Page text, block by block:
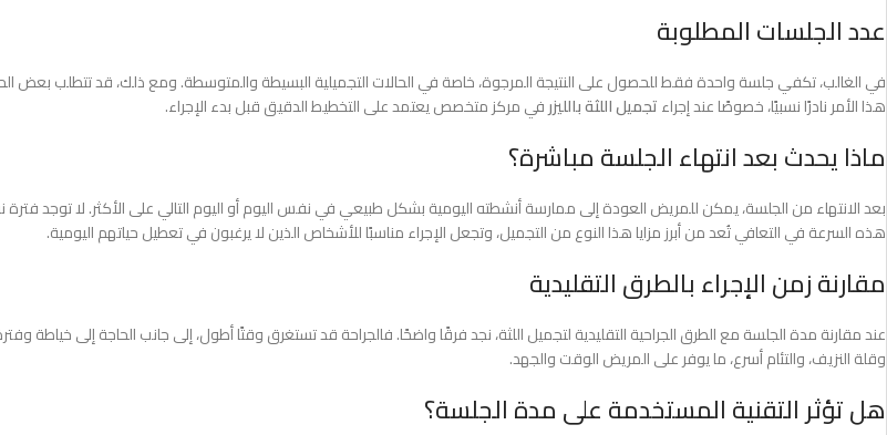
عدد الجلسات المطلوبة
في الغالب، تكفي جلسة واحدة فقط للحصول على النتيجة المرجوة، خاصة في الحالات التجميلية البسيطة والمتوسطة. ومع ذلك، قد تتطلب بعض
هذا الأمر نادرًا نسبيًا، خصوصًا عند إجراءتجميل اللثة بالليزرفي مركز متخصص يعتمد على التخطيط الدقيق قبل بدء الإجراء.
ماذا يحدث بعد انتهاء الجلسة مباشرة؟
بعد الانتهاء من الجلسة، يمكن للمريض العودة إلى ممارسة أنشطته اليومية بشكل طبيعي في نفس اليوم أو اليوم التالي على الأكثر. لا توجد
هذه السرعة في التعافي تُعد من أبرز مزايا هذا النوع من التجميل، وتجعل الإجراء مناسبًا للأشخاص الذين لا يرغبون في تعطيل حياتهم اليومية.
مقارنة زمن الإجراء بالطرق التقليدية
عند مقارنة مدة الجلسة مع الطرق الجراحية التقليدية لتجميل اللثة، نجد فرقًا واضحًا. فالجراحة قد تستغرق وقتًا أطول، إلى جانب الحاجة إلى خياطة
وقلة النزيف، والتئام أسرع، ما يوفر على المريض الوقت والجهد.
هل تؤثر التقنية المستخدمة على مدة الجلسة؟